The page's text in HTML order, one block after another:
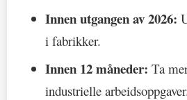
Innen utgangen av 2026:
i fabrikker.
Innen 12 måneder: Ta
industrielle